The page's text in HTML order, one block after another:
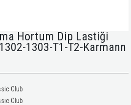
Hortum Dip Lastiği
1303-T1-T2-Karmann
Club
Club